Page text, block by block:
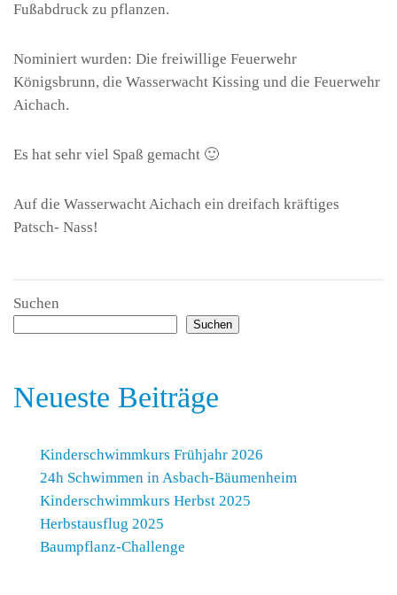
Fußabdruck zu pflanzen.
Nominiert wurden: Die freiwillige Feuerwehr
Königsbrunn, die Wasserwacht Kissing und die Feuerwehr
Aichach.
Es hat sehr viel Spaß gemacht 🙂
Auf die Wasserwacht Aichach ein dreifach kräftiges
Patsch- Nass!
Suchen
Suchen
Neueste Beiträge
Kinderschwimmkurs Frühjahr 2026
24h Schwimmen in Asbach-Bäumenheim
Kinderschwimmkurs Herbst 2025
Herbstausflug 2025
Baumpflanz-Challenge